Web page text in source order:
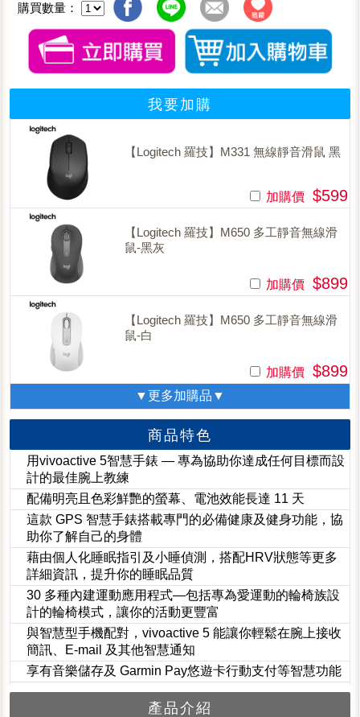
購買數量：
我要加購
【Logitech 羅技】M331 無線靜音滑鼠 黑
加購價 $599
【Logitech 羅技】M650 多工靜音無線滑
鼠-黑灰
加購價 $899
【Logitech 羅技】M650 多工靜音無線滑
鼠-白
加購價 $899
▼更多加購品▼
商品特色
用vivoactive 5智慧手錶 — 專為協助你達成任何目標而設
計的最佳腕上教練
配備明亮且色彩鮮艷的螢幕、電池效能長達 11 天
這款 GPS 智慧手錶搭載專門的必備健康及健身功能，協
助你了解自己的身體
藉由個人化睡眠指引及小睡偵測，搭配HRV狀態等更多
詳細資訊，提升你的睡眠品質
30 多種內建運動應用程式—包括專為愛運動的輪椅族設
計的輪椅模式，讓你的活動更豐富
與智慧型手機配對，vivoactive 5 能讓你輕鬆在腕上接收
簡訊、E-mail 及其他智慧通知
享有音樂儲存及 Garmin Pay悠遊卡行動支付等智慧功能
產品介紹